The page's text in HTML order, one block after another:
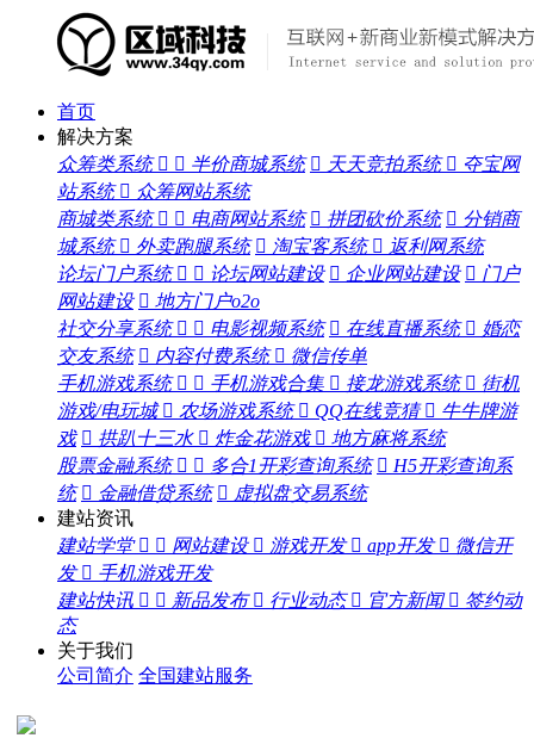
首页
解决方案
众筹类系统   半价商城系统  天天竞拍系统  夺宝网
站系统  众筹网站系统
商城类系统   电商网站系统  拼团砍价系统  分销商
城系统  外卖跑腿系统  淘宝客系统  返利网系统
论坛门户系统   论坛网站建设  企业网站建设  门户
网站建设  地方门户o2o
社交分享系统   电影视频系统  在线直播系统  婚恋
交友系统  内容付费系统  微信传单
手机游戏系统   手机游戏合集  接龙游戏系统  街机
游戏/电玩城  农场游戏系统  QQ在线竞猜  牛牛牌游
戏  拱趴十三水  炸金花游戏  地方麻将系统
股票金融系统   多合1开彩查询系统  H5开彩查询系
统  金融借贷系统  虚拟盘交易系统
建站资讯
建站学堂   网站建设  游戏开发  app开发  微信开
发  手机游戏开发
建站快讯   新品发布  行业动态  官方新闻  签约动
态
关于我们
公司简介 全国建站服务